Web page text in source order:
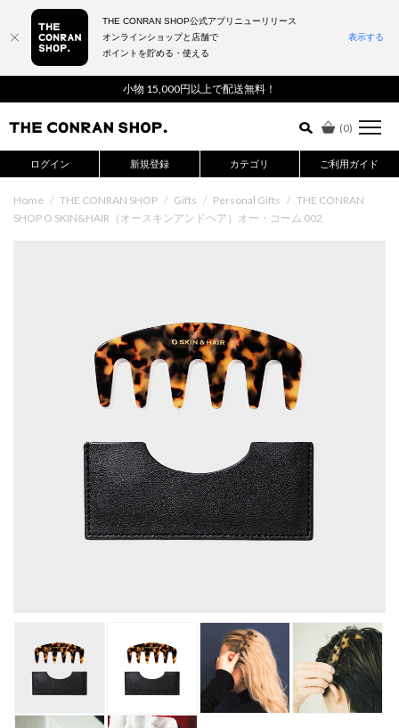
小物 15,000円以上で配送無料！
(0)
ログイン 新規登録 カテゴリ ご利用ガイド
詳細検索はこちら
Home / THE CONRAN SHOP / Gifts / Personal Gifts / THE CONRAN
SHOP O SKIN&HAIR（オースキンアンドヘア）オー・コーム 002
THE CONRAN SHOP公式アプリニューリリース
オンラインショップと店舗で
ポイントを貯める・使える
表示する